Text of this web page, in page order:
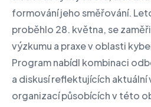
formování jeho směřování.
proběhlo 28. května, se
výzkumu a praxe v oblasti
Program nabídl kombinaci
a diskusí reflektujících
organizací působících v této